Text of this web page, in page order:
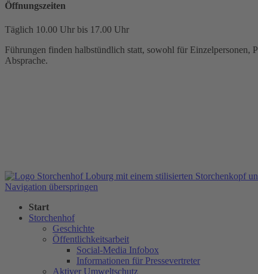
Öffnungszeiten
Täglich 10.00 Uhr bis 17.00 Uhr
Führungen finden halbstündlich statt, sowohl für Einzelpersonen,
Absprache.
Navigation überspringen
Start
Storchenhof
Geschichte
Öffentlichkeitsarbeit
Social-Media Infobox
Informationen für Pressevertreter
Aktiver Umweltschutz